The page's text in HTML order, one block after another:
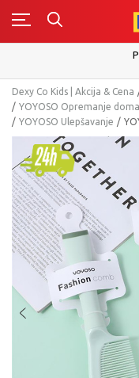
Dexy Co Kids | Akcija & Cena
YOYOSO Opremanje doma
YOYOSO Ulepšavanje